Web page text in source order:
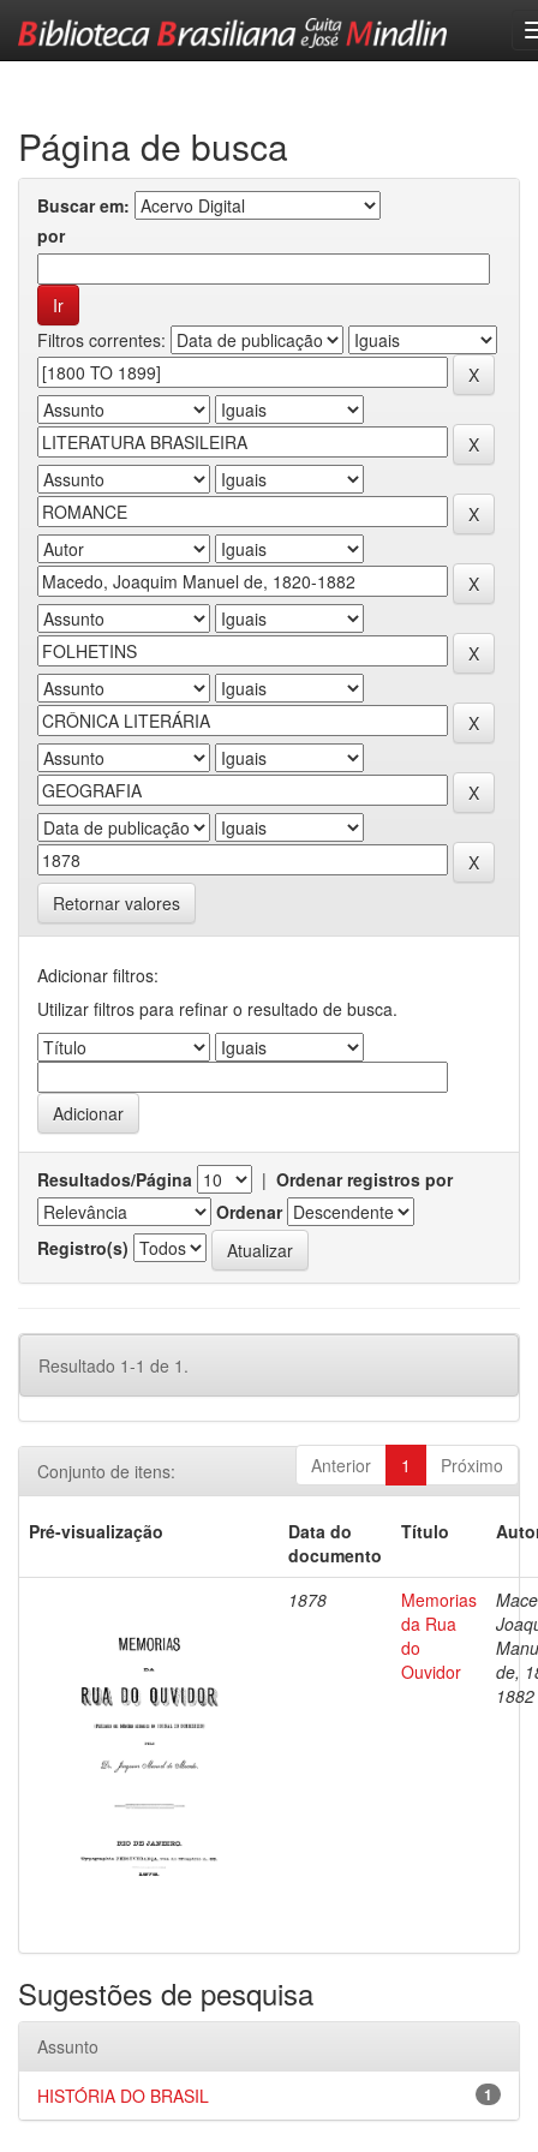
Página de busca
Buscar em:
por
Filtros correntes:
Retornar valores
Adicionar filtros:
Utilizar filtros para refinar o resultado de busca.
Resultados/Página | Ordenar registros por
Ordenar
Registro(s)
Resultado 1-1 de 1.
Anterior 1 Próximo
Conjunto de itens:
Pré-visualização
Data do
documento
Título
1878
Memorias
da Rua
do
Ouvidor
de,
1882
Sugestões de pesquisa
Assunto
1
HISTÓRIA DO BRASIL